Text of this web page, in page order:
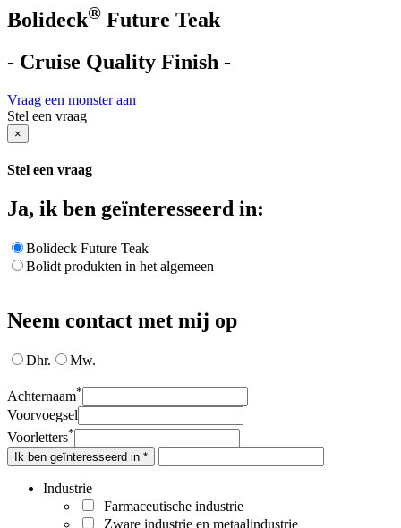
Bolideck® Future Teak
- Cruise Quality Finish -
Vraag een monster aan
Stel een vraag
×
Stel een vraag
Ja, ik ben geïnteresseerd in:
Bolideck Future Teak
Bolidt produkten in het algemeen
Neem contact met mij op
Dhr. Mw.
Achternaam*
Voorvoegsel
Voorletters*
Ik ben geïnteresseerd in *
Industrie
Farmaceutische industrie
Zware industrie en metaalindustrie